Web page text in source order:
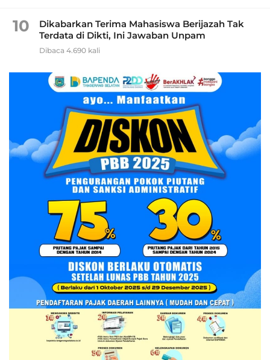
10
Dikabarkan Terima Mahasiswa Berijazah Tak
Terdata di Dikti, Ini Jawaban Unpam
Dibaca 4.690 kali